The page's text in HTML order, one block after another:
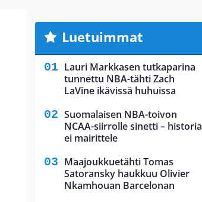
Luetuimmat
Lauri Markkasen tutkaparina
tunnettu NBA-tähti Zach
LaVine ikävissä huhuissa
Suomalaisen NBA-toivon
NCAA-siirrolle sinetti – historia
ei mairittele
Maajoukkuetähti Tomas
Satoransky haukkuu Olivier
Nkamhouan Barcelonan